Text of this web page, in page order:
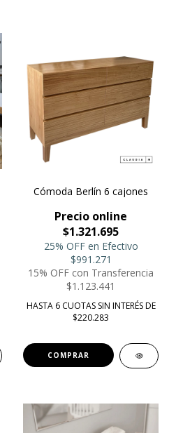
Cómoda Berlín 6 cajones
Precio online
$1.321.695
25% OFF en Efectivo
$991.271
15% OFF con Transferencia
$1.123.441
HASTA 6 CUOTAS SIN INTERÉS DE
$220.283
COMPRAR